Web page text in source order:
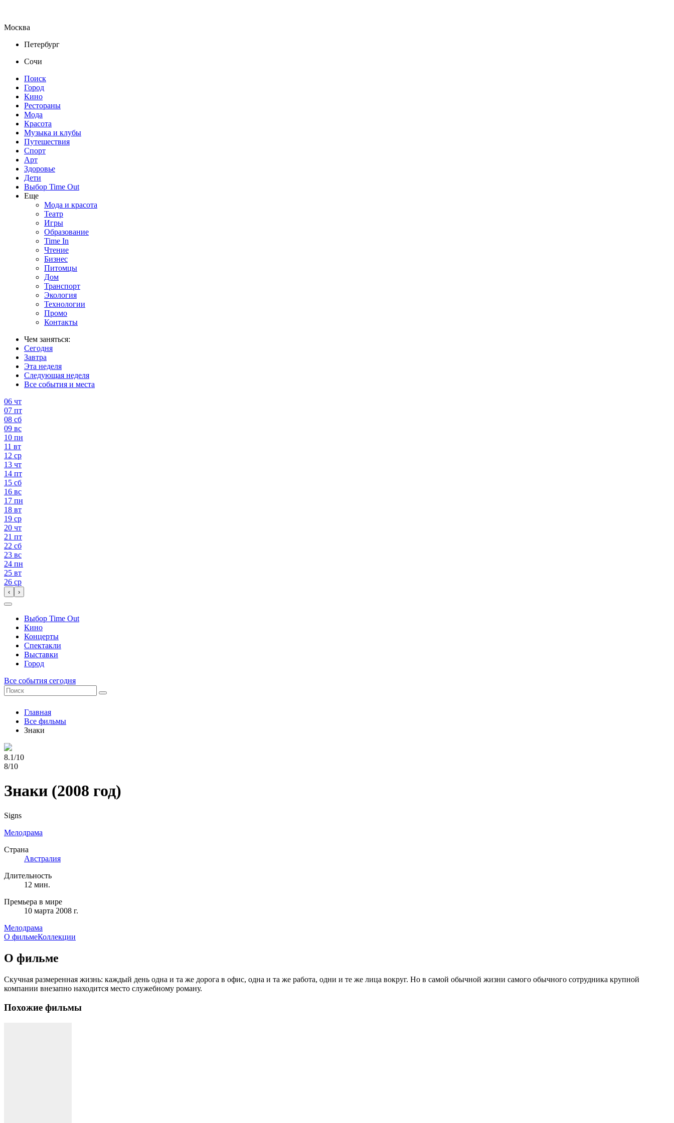
Москва
Петербург
Сочи
Поиск
Город
Кино
Рестораны
Мода
Красота
Музыка и клубы
Путешествия
Спорт
Арт
Здоровье
Дети
Выбор Time Out
Еще
Мода и красота
Театр
Игры
Образование
Time In
Чтение
Бизнес
Питомцы
Дом
Транспорт
Экология
Технологии
Промо
Контакты
Чем заняться:
Сегодня
Завтра
Эта неделя
Следующая неделя
Все события и места
06 чт
07 пт
08 сб
09 вс
10 пн
11 вт
12 ср
13 чт
14 пт
15 сб
16 вс
17 пн
18 вт
19 ср
20 чт
21 пт
22 сб
23 вс
24 пн
25 вт
26 ср
‹ ›
Выбор Time Out
Кино
Концерты
Спектакли
Выставки
Город
Все события сегодня
Главная
Все фильмы
Знаки
8.1/10
8/10
Знаки (2008 год)
Signs
Мелодрама
Страна
Австралия
Длительность
12 мин.
Премьера в мире
10 марта 2008 г.
Мелодрама
О фильмеКоллекции
О фильме
Скучная размеренная жизнь: каждый день одна и та же дорога в офис, одна и та же работа, одни и те же лица вокруг. Но в самой обычной жизни самого обычного сотрудника крупной
компании внезапно находится место служебному роману.
Похожие фильмы